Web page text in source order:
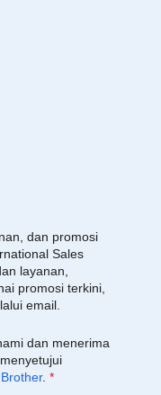
dan promosi
Sales
layanan,
promosi terkini,
email.
dan menerima
. *